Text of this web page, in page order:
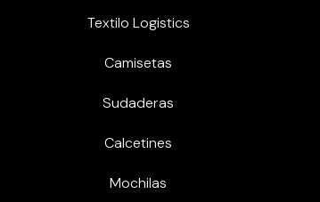
Textilo Logistics
Camisetas
Sudaderas
Calcetines
Mochilas